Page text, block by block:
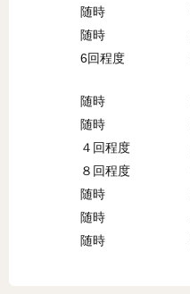
随時
随時
6回程度
随時
随時
４回程度
８回程度
随時
随時
随時